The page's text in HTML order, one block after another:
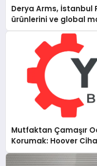
Derya Arms, İstanbul
ürünlerini ve global
Mutfaktan Çamaşır
Korumak: Hoover
Destek Deneyimi